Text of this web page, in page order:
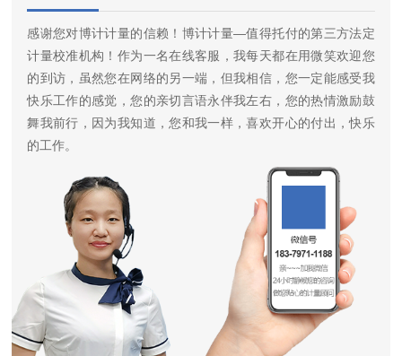
感谢您对博计计量的信赖！博计计量—值得托付的第三方法定
计量校准机构！作为一名在线客服，我每天都在用微笑欢迎您
的到访，虽然您在网络的另一端，但我相信，您一定能感受我
快乐工作的感觉，您的亲切言语永伴我左右，您的热情激励鼓
舞我前行，因为我知道，您和我一样，喜欢开心的付出，快乐
的工作。